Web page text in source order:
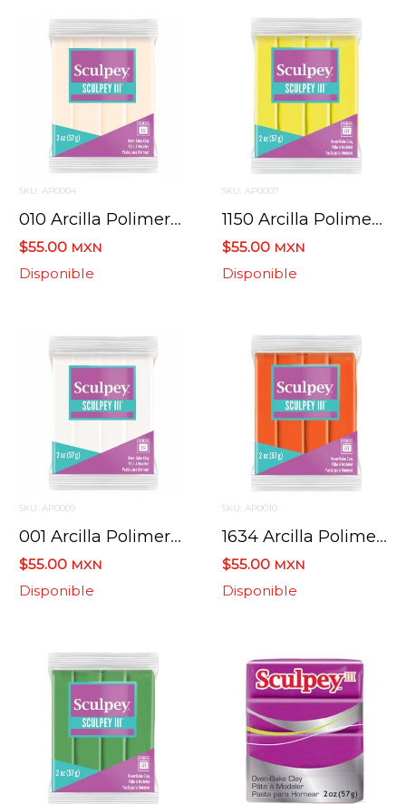
SKU: AP0004
010 Arcilla Polimerica Sculpey Iii S302 Transparente 57 G.
$55.00 MXN
Disponible
SKU: AP0007
1150 Arcilla Polimerica Sculpey Iii S302 Limona D A 57 G.
$55.00 MXN
Disponible
SKU: AP0009
001 Arcilla Polimerica Sculpey Iii S302 Blanco 57 G.
$55.00 MXN
Disponible
SKU: AP0010
1634 Arcilla Polimerica Sculpey Iii S302 Naranja Pura 57 G.
$55.00 MXN
Disponible